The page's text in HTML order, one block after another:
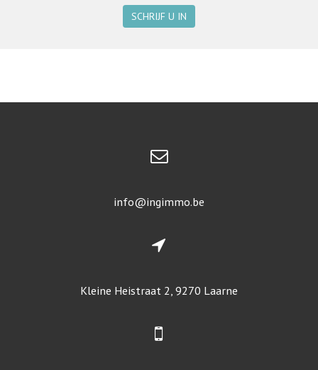
SCHRIJF U IN
info@ingimmo.be
Kleine Heistraat 2, 9270 Laarne